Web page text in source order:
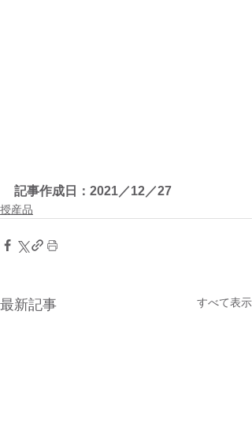
記事作成日：2021／12／27
授産品
最新記事 すべて表示